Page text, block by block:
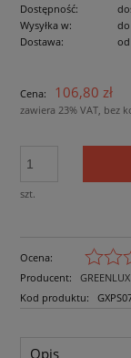
Dostępność:
Wysyłka w:
Dostawa:
od
Cena nie
Cena: 106,80 zł
zawiera 23% VAT, bez
szt.
Ocena:
Producent:
GREENLUX
Kod produktu:
Opis